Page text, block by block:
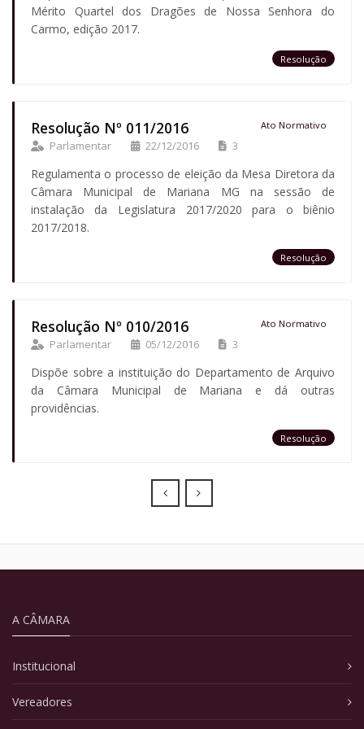
Mérito Quartel dos Dragões de Nossa Senhora do
Carmo, edição 2017.
Resolução
Resolução Nº 011/2016 Ato Normativo
Parlamentar 22/12/2016 3
Regulamenta o processo de eleição da Mesa Diretora da
Câmara Municipal de Mariana MG na sessão de
instalação da Legislatura 2017/2020 para o biênio
2017/2018.
Resolução
Resolução Nº 010/2016 Ato Normativo
Parlamentar 05/12/2016 3
Dispõe sobre a instituição do Departamento de Arquivo
da Câmara Municipal de Mariana e dá outras
providências.
Resolução
Prev Next
A CÂMARA
Institucional
Vereadores